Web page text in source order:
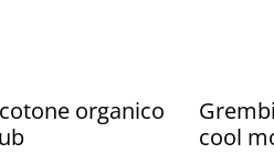
organico
cool